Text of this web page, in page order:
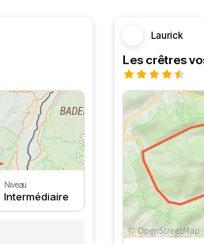
Niveau
Intermédiaire
Laurick